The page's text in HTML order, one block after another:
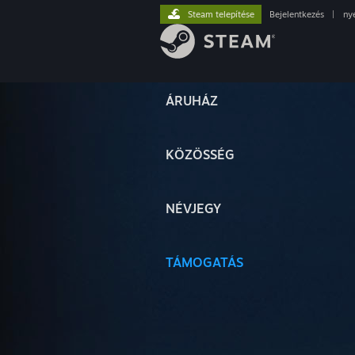
ÁRUHÁZ
KÖZÖSSÉG
NÉVJEGY
TÁMOGATÁS
Steam telepítése Bejelentkezés